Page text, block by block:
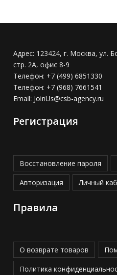
Адрес: 123424, г. Москва, ул.
стр. 2А, офис 8-9
Телефон: +7 (499) 6851330
Телефон: +7 (968) 7661541
Email: JoinUs@csb-agency.ru
Регистрация
Восстановление пароля
Авторизация Личный
Правила
О возврате товаров
Политика